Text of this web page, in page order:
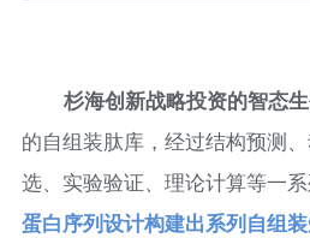
杉海创新战略投资的智态
的自组装肽库，经过结构预测
选、实验验证、理论计算等一系
蛋白序列设计构建出系列自组